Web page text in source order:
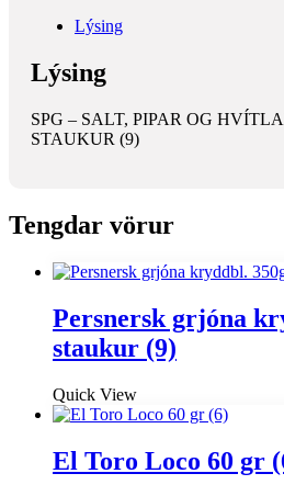
Lýsing
Lýsing
SPG – SALT, PIPAR OG
STAUKUR (9)
Tengdar vörur
Persnersk grjóna
staukur (9)
Quick View
El Toro Loco 60 gr